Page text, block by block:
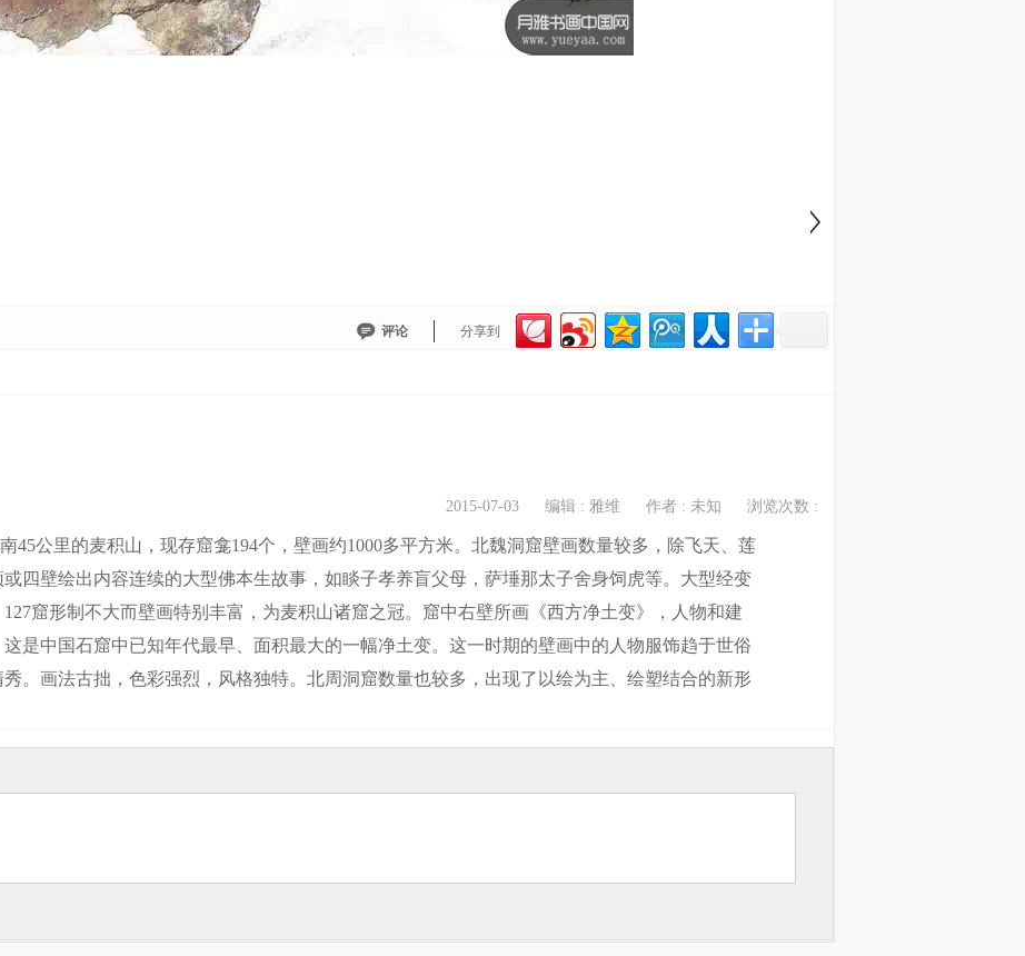
分享到
评论
2015-07-03 编辑 : 雅维 作者 : 未知 浏览次数 :
公里的麦积山，现存窟龛194个，壁画约1000多平方米。北魏洞窟壁画数量较多，除飞天、莲
四壁绘出内容连续的大型佛本生故事，如睒子孝养盲父母，萨埵那太子舍身饲虎等。大型经变
窟形制不大而壁画特别丰富，为麦积山诸窟之冠。窟中右壁所画《西方净土变》，人物和建
是中国石窟中已知年代最早、面积最大的一幅净土变。这一时期的壁画中的人物服饰趋于世俗
。画法古拙，色彩强烈，风格独特。北周洞窟数量也较多，出现了以绘为主、绘塑结合的新形